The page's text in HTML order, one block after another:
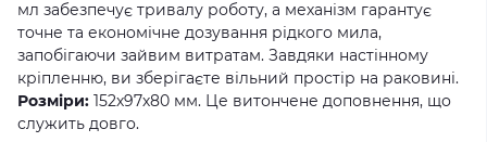
мл забезпечує тривалу роботу, а механізм гарантує
точне та економічне дозування рідкого мила,
запобігаючи зайвим витратам. Завдяки настінному
кріпленню, ви зберігаєте вільний простір на раковині.
Розміри: 152х97х80 мм. Це витончене доповнення, що
служить довго.